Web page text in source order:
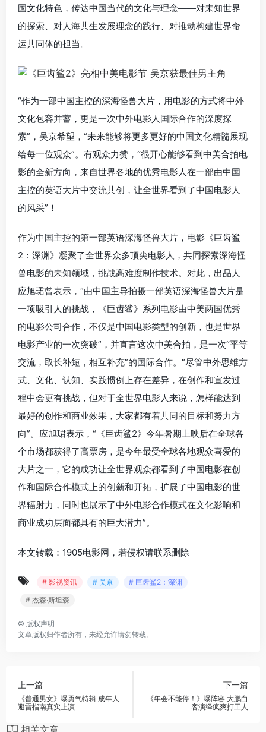
国文化特色，传达中国当代的文化与理念——对未知世界
的探索、对人海共生发展理念的践行、对推动构建世界命
运共同体的担当。
“作为一部中国主控的深海怪兽大片，用电影的方式将中外
文化包容并蓄，更是一次中外电影人国际合作的深度探
索”，吴京希望，“未来能够将更多更好的中国文化精髓展现
给每一位观众”。有观众力赞，“很开心能够看到中美合拍电
影的全新方向，来自世界各地的优秀电影人在一部由中国
主控的英语大片中交流共创，让全世界看到了中国电影人
的风采”！
作为中国主控的第一部英语深海怪兽大片，电影《巨齿鲨
2：深渊》凝聚了全世界众多顶尖电影人，共同探索深海怪
兽电影的未知领域，挑战高难度制作技术。对此，出品人
应旭珺曾表示，“由中国主导拍摄一部英语深海怪兽大片是
一项吸引人的挑战，《巨齿鲨》系列电影由中美两国优秀
的电影公司合作，不仅是中国电影类型的创新，也是世界
电影产业的一次突破”，并直言这次中美合拍，是一次“平等
交流，取长补短，相互补充”的国际合作。“尽管中外思维方
式、文化、认知、实践惯例上存在差异，在创作和宣发过
程中会更有挑战，但对于全世界电影人来说，怎样能达到
最好的创作和商业效果，大家都有着共同的目标和努力方
向”。应旭珺表示，“《巨齿鲨2》今年暑期上映后在全球各
个市场都获得了高票房，是今年最受全球各地观众喜爱的
大片之一，它的成功让全世界观众都看到了中国电影在创
作和国际合作模式上的创新和开拓，扩展了中国电影的世
界辐射力，同时也展示了中外电影合作模式在文化影响和
商业成功层面都具有的巨大潜力”。
本文转载：1905电影网，若侵权请联系删除
# 影视资讯 # 吴京
# 巨齿鲨2：深渊
# 杰森·斯坦森
© 版权声明
文章版权归作者所有，未经允许请勿转载。
上一篇
《普通男女》曝勇气特辑 成年人
避雷指南真实上演
下一篇
《年会不能停！》曝阵容 大鹏白
客演绎疯爽打工人
相关文章